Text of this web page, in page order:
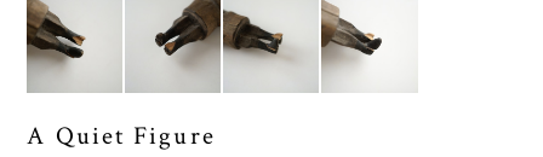
A Quiet Figure